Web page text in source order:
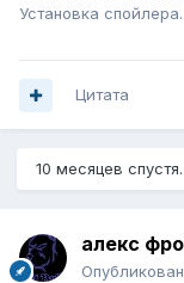
Установка спойлера.
Цитата
10 месяцев
алекс